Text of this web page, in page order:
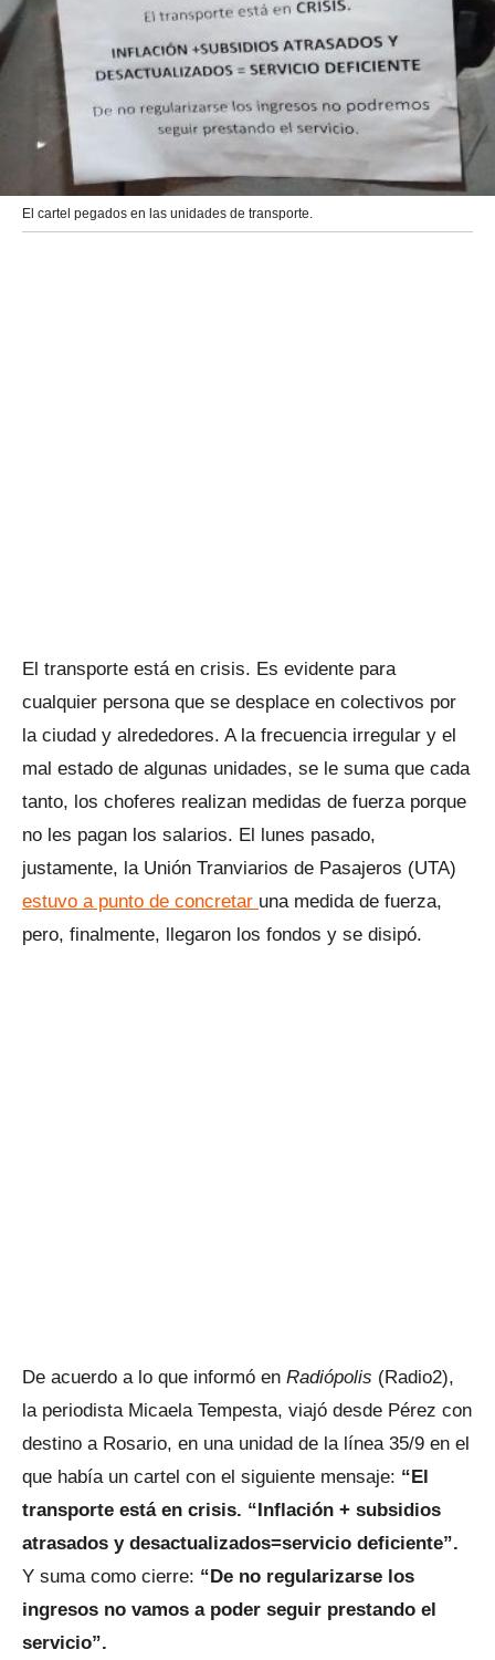
El cartel pegados en las unidades de transporte.
El transporte está en crisis. Es evidente para
cualquier persona que se desplace en colectivos por
la ciudad y alrededores. A la frecuencia irregular y el
mal estado de algunas unidades, se le suma que cada
tanto, los choferes realizan medidas de fuerza porque
no les pagan los salarios. El lunes pasado,
justamente, la Unión Tranviarios de Pasajeros (UTA)
estuvo a punto de concretar una medida de fuerza,
pero, finalmente, llegaron los fondos y se disipó.
De acuerdo a lo que informó en Radiópolis (Radio2),
la periodista Micaela Tempesta, viajó desde Pérez con
destino a Rosario, en una unidad de la línea 35/9 en el
que había un cartel con el siguiente mensaje: “El
transporte está en crisis. “Inflación + subsidios
atrasados y desactualizados=servicio deficiente”.
Y suma como cierre: “De no regularizarse los
ingresos no vamos a poder seguir prestando el
servicio”.